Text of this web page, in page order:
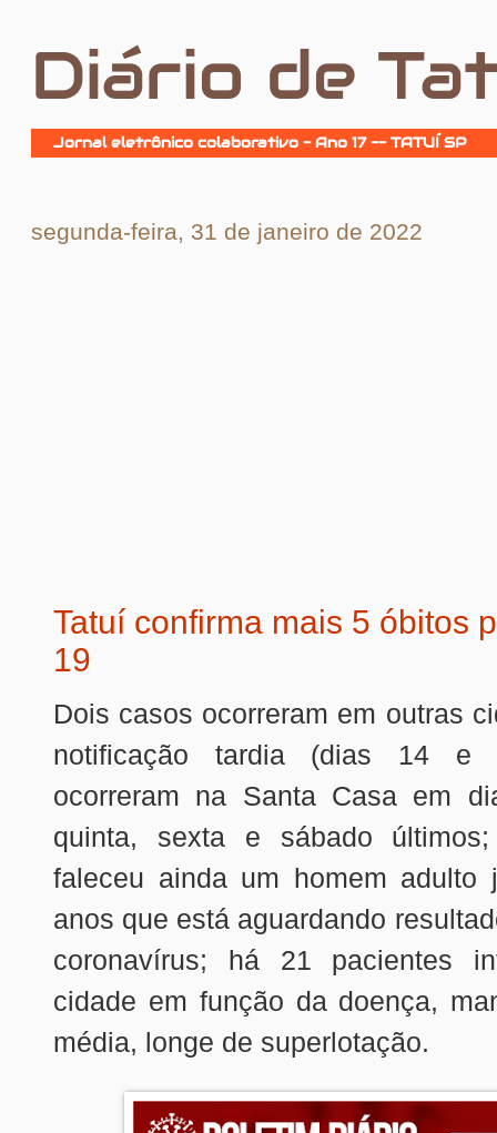
Diário de
Jornal eletrônico colaborativo - Ano 17 -- TATUÍ SP
segunda-feira, 31 de janeiro de 2022
Tatuí confirma mais 5 óbitos
19
Dois casos ocorreram em outras
notificação tardia (dias 14 e
ocorreram na Santa Casa em
quinta, sexta e sábado
faleceu ainda um homem adulto
anos que está aguardando
coronavírus; há 21 pacientes
cidade em função da doença,
média, longe de superlotação.